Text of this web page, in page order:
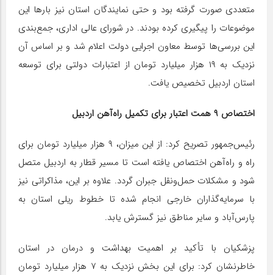
متعددی صورت گرفته بود و حتی نمایندگان استان نیز بارها این
موضوعات را پیگیری کرده بودند. در شورای عالی اداری، جمع‌بندی
این بررسی‌ها توسط معاون اجرایی دولت اعلام شد و بر اساس آن
نزدیک به ۱۹ هزار میلیارد تومان از اعتبارات دولتی برای توسعه
استان اردبیل تخصیص یافت.
اختصاص ۹ همت اعتبار برای تکمیل راه‌آهن اردبیل
رئیس‌جمهور تصریح کرد: از این میزان، ۹ هزار میلیارد تومان برای
راه و راه‌آهن اختصاص یافته است تا مسیر قطار به اردبیل متصل
شود و مشکلات حمل‌ونقل جبران گردد. علاوه بر این، مذاکراتی نیز
با سرمایه‌گذاران خارجی انجام شده تا خطوط ریلی استان به
پارس‌آباد و سایر مناطق نیز گسترش یابد.
پزشکیان با تأکید بر اهمیت بهداشت و درمان در استان
خاطرنشان کرد: برای این بخش نزدیک به ۷ هزار میلیارد تومان